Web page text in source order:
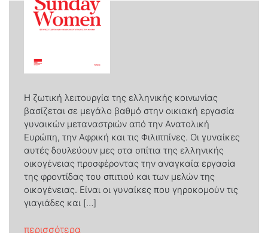
Η ζωτική λειτουργία της ελληνικής κοινωνίας
βασίζεται σε μεγάλο βαθμό στην οικιακή εργασία
γυναικών μεταναστριών από την Ανατολική
Ευρώπη, την Αφρική και τις Φιλιππίνες. Οι γυναίκες
αυτές δουλεύουν µες στα σπίτια της ελληνικής
οικογένειας προσφέροντας την αναγκαία εργασία
της φροντίδας του σπιτιού και των µελών της
οικογένειας. Είναι οι γυναίκες που γηροκομούν τις
γιαγιάδες και […]
περισσότερα